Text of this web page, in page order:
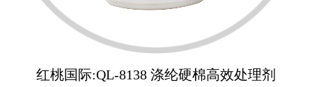
红桃国际:QL-8138 涤纶硬棉高效处理剂